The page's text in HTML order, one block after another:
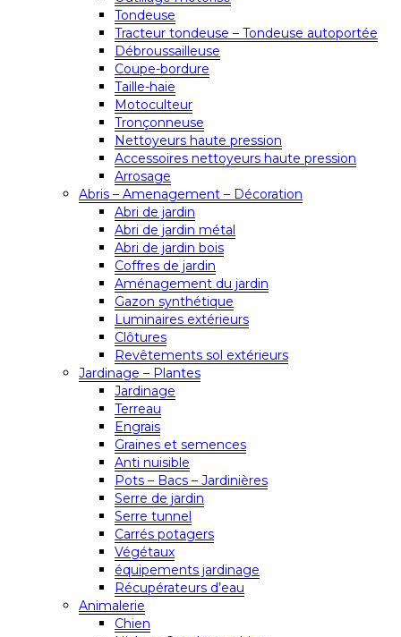
Tondeuse
Tracteur tondeuse – Tondeuse autoportée
Débroussailleuse
Coupe-bordure
Taille-haie
Motoculteur
Tronçonneuse
Nettoyeurs haute pression
Accessoires nettoyeurs haute pression
Arrosage
Abris – Amenagement – Décoration
Abri de jardin
Abri de jardin métal
Abri de jardin bois
Coffres de jardin
Aménagement du jardin
Gazon synthétique
Luminaires extérieurs
Clôtures
Revêtements sol extérieurs
Jardinage – Plantes
Jardinage
Terreau
Engrais
Graines et semences
Anti nuisible
Pots – Bacs – Jardinières
Serre de jardin
Serre tunnel
Carrés potagers
Végétaux
équipements jardinage
Récupérateurs d’eau
Animalerie
Chien